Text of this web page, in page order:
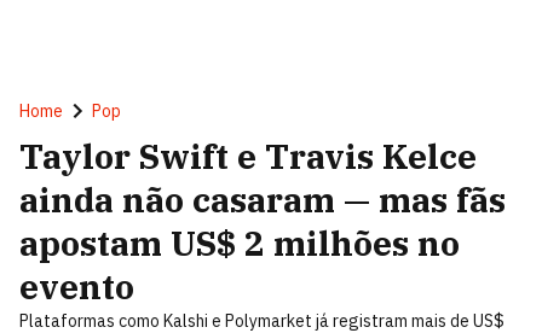
Home Pop
Taylor Swift e Travis Kelce
ainda não casaram — mas fãs
apostam US$ 2 milhões no
evento
Plataformas como Kalshi e Polymarket já registram mais de US$